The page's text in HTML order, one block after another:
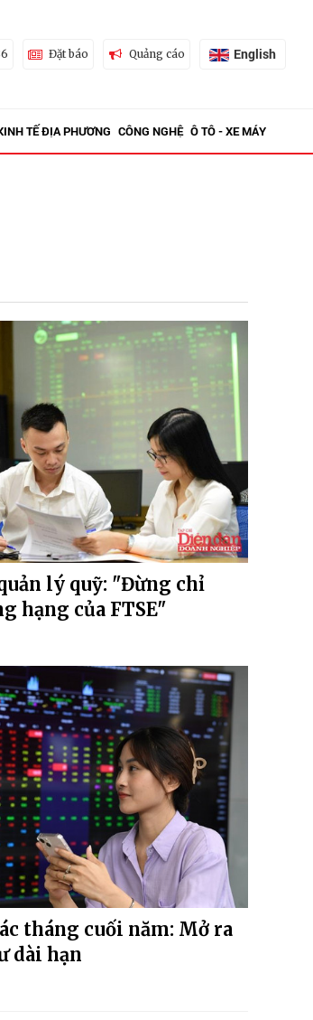
Đặt báo Quảng cáo English
TẾ ĐỊA PHƯƠNG CÔNG NGHỆ Ô TÔ - XE MÁY
lý quỹ: "Đừng chỉ
hạng của FTSE"
tháng cuối năm: Mở ra
dài hạn